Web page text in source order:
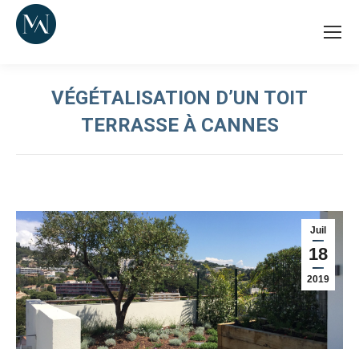
VÉGÉTALISATION D’UN TOIT
TERRASSE À CANNES
Juil
18
2019